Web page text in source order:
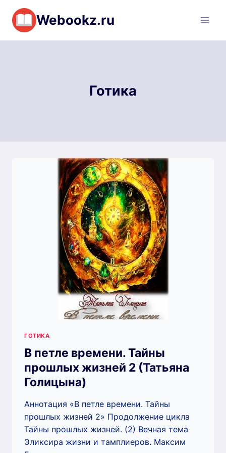
Перейти
содержимому
Webookz.ru
Готика
ГОТИКА
В петле времени. Тайны
прошлых жизней 2 (Татьяна
Голицына)
Аннотация «В петле времени. Тайны
прошлых жизней 2» Продолжение цикла
Тайны прошлых жизней. (2) Вечная тема
Эликсира жизни и тамплиеров. Максим